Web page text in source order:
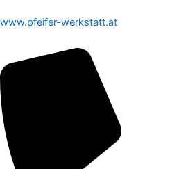
www.pfeifer-werkstatt.at